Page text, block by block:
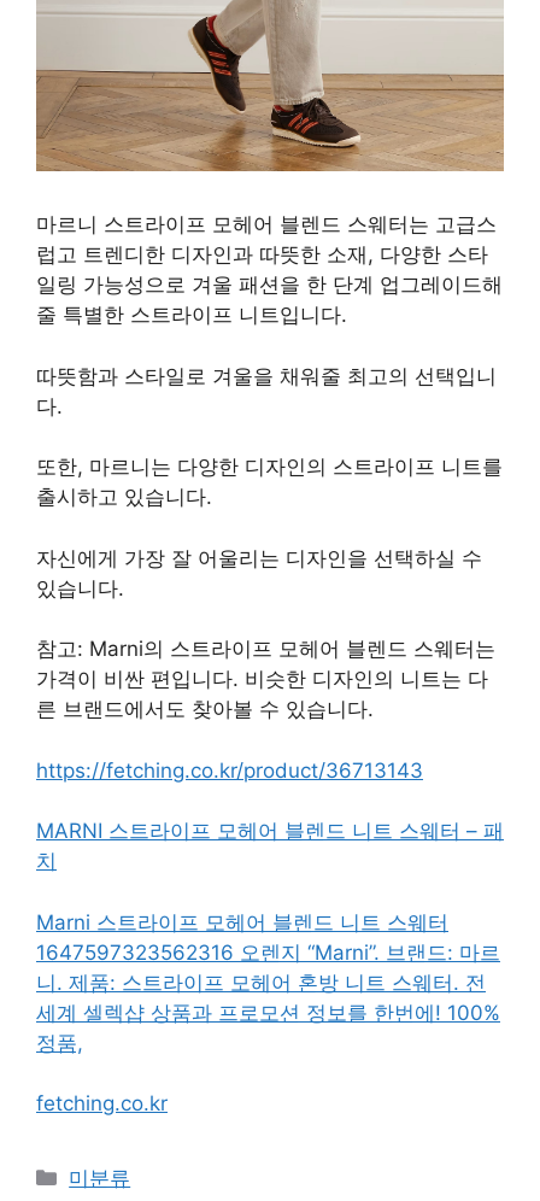
마르니 스트라이프 모헤어 블렌드 스웨터는 고급스
럽고 트렌디한 디자인과 따뜻한 소재, 다양한 스타
일링 가능성으로 겨울 패션을 한 단계 업그레이드해
줄 특별한 스트라이프 니트입니다.
따뜻함과 스타일로 겨울을 채워줄 최고의 선택입니
다.
또한, 마르니는 다양한 디자인의 스트라이프 니트를
출시하고 있습니다.
자신에게 가장 잘 어울리는 디자인을 선택하실 수
있습니다.
참고: Marni의 스트라이프 모헤어 블렌드 스웨터는
가격이 비싼 편입니다. 비슷한 디자인의 니트는 다
른 브랜드에서도 찾아볼 수 있습니다.
https://fetching.co.kr/product/36713143
MARNI 스트라이프 모헤어 블렌드 니트 스웨터 – 패
치
Marni 스트라이프 모헤어 블렌드 니트 스웨터
1647597323562316 오렌지 “Marni”. 브랜드: 마르
니. 제품: 스트라이프 모헤어 혼방 니트 스웨터. 전
세계 셀렉샵 상품과 프로모션 정보를 한번에! 100%
정품,
fetching.co.kr
Categories
미분류